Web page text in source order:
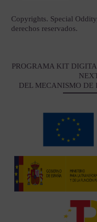
Copyrights. Special
derechos reservados.
PROGRAMA KIT
DEL MECANISMO DE